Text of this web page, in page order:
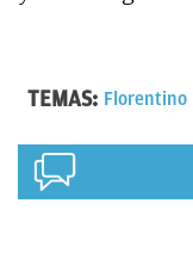
TEMAS: Florentino